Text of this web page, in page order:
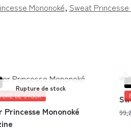
Mononoké, Sweat Princesse
DE STOCK
Rupture de stock
Princesse Mononoké